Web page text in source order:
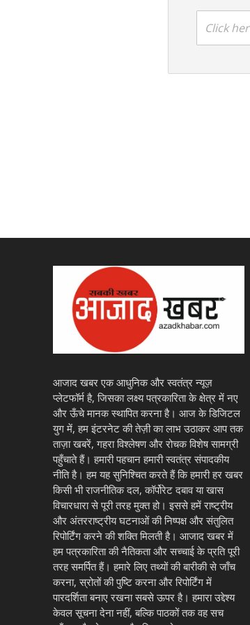
Click
आजाद खबर एक आधुनिक और स्वतंत्र न्यूज़
प्लेटफॉर्म है, जिसका लक्ष्य पत्रकारिता के क्षेत्र में नए
और ऊँचे मानक स्थापित करना है। आज के डिजिटल
युग में, हम इंटरनेट की तेज़ी का लाभ उठाकर आप तक
ताज़ा खबरें, गहरा विश्लेषण और रोचक विशेष सामग्री
पहुँचाते हैं। हमारी पहचान हमारी स्वतंत्र संपादकीय
नीति है। हम यह सुनिश्चित करते हैं कि हमारी हर खबर
किसी भी राजनीतिक दल, कॉर्पोरेट दबाव या खास
विचारधारा से पूरी तरह मुक्त हो। इससे हमें राष्ट्रीय
और अंतरराष्ट्रीय घटनाओं की निष्पक्ष और संतुलित
रिपोर्टिंग करने की शक्ति मिलती है। आजाद खबर में
हम पत्रकारिता की नैतिकता और सच्चाई के प्रति पूरी
तरह समर्पित हैं। हमारे लिए तथ्यों की बारीकी से जाँच
करना, स्रोतों की पुष्टि करना और रिपोर्टिंग में
पारदर्शिता बनाए रखना सबसे ऊपर है। हमारा उद्देश्य
केवल सूचना देना नहीं, बल्कि पाठकों तक वह सच